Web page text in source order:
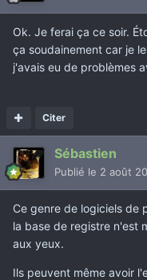
Ok. Je ferai ça ce soir.
ça soudainement car je
j'avais eu de problèmes
Citer
Sébastien
Publié le 2 août
Ce genre de logiciels de
la base de registre n'est
aux yeux.
Ils peuvent même avoir